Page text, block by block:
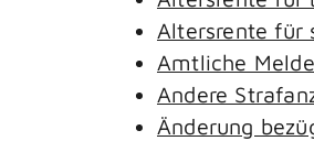
Altersrente für
Amtliche
Andere
Änderung